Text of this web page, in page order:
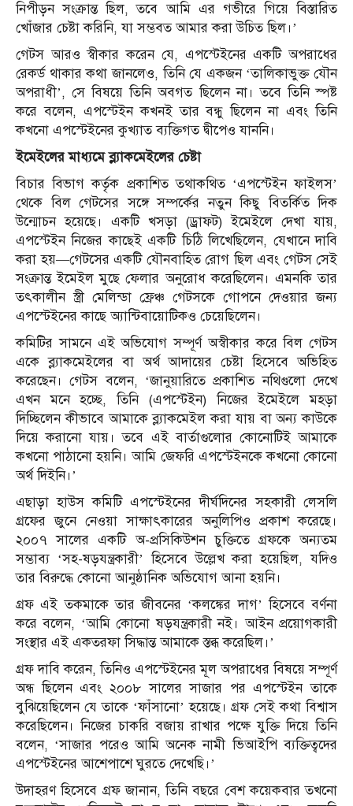
নিপীড়ন সংক্রান্ত ছিল, তবে আমি এর গভীরে গিয়ে বিস্তারিত
খোঁজার চেষ্টা করিনি, যা সম্ভবত আমার করা উচিত ছিল।’
গেটস আরও স্বীকার করেন যে, এপস্টেইনের একটি অপরাধের
রেকর্ড থাকার কথা জানলেও, তিনি যে একজন ‘তালিকাভুক্ত যৌন
অপরাধী’, সে বিষয়ে তিনি অবগত ছিলেন না। তবে তিনি স্পষ্ট
করে বলেন, এপস্টেইন কখনই তার বন্ধু ছিলেন না এবং তিনি
কখনো এপস্টেইনের কুখ্যাত ব্যক্তিগত দ্বীপেও যাননি।
ইমেইলের মাধ্যমে ব্ল্যাকমেইলের চেষ্টা
বিচার বিভাগ কর্তৃক প্রকাশিত তথাকথিত ‘এপস্টেইন ফাইলস’
থেকে বিল গেটসের সঙ্গে সম্পর্কের নতুন কিছু বিতর্কিত দিক
উন্মোচন হয়েছে। একটি খসড়া (ড্রাফট) ইমেইলে দেখা যায়,
এপস্টেইন নিজের কাছেই একটি চিঠি লিখেছিলেন, যেখানে দাবি
করা হয়—গেটসের একটি যৌনবাহিত রোগ ছিল এবং গেটস সেই
সংক্রান্ত ইমেইল মুছে ফেলার অনুরোধ করেছিলেন। এমনকি তার
তৎকালীন স্ত্রী মেলিন্ডা ফ্রেঞ্চ গেটসকে গোপনে দেওয়ার জন্য
এপস্টেইনের কাছে অ্যান্টিবায়োটিকও চেয়েছিলেন।
কমিটির সামনে এই অভিযোগ সম্পূর্ণ অস্বীকার করে বিল গেটস
একে ব্ল্যাকমেইলের বা অর্থ আদায়ের চেষ্টা হিসেবে অভিহিত
করেছেন। গেটস বলেন, ‘জানুয়ারিতে প্রকাশিত নথিগুলো দেখে
এখন মনে হচ্ছে, তিনি (এপস্টেইন) নিজের ইমেইলে মহড়া
দিচ্ছিলেন কীভাবে আমাকে ব্ল্যাকমেইল করা যায় বা অন্য কাউকে
দিয়ে করানো যায়। তবে এই বার্তাগুলোর কোনোটিই আমাকে
কখনো পাঠানো হয়নি। আমি জেফরি এপস্টেইনকে কখনো কোনো
অর্থ দিইনি।’
এছাড়া হাউস কমিটি এপস্টেইনের দীর্ঘদিনের সহকারী লেসলি
গ্রফের জুনে নেওয়া সাক্ষাৎকারের অনুলিপিও প্রকাশ করেছে।
২০০৭ সালের একটি অ-প্রসিকিউশন চুক্তিতে গ্রফকে অন্যতম
সম্ভাব্য ‘সহ-ষড়যন্ত্রকারী’ হিসেবে উল্লেখ করা হয়েছিল, যদিও
তার বিরুদ্ধে কোনো আনুষ্ঠানিক অভিযোগ আনা হয়নি।
গ্রফ এই তকমাকে তার জীবনের ‘কলঙ্কের দাগ’ হিসেবে বর্ণনা
করে বলেন, ‘আমি কোনো ষড়যন্ত্রকারী নই। আইন প্রয়োগকারী
সংস্থার এই একতরফা সিদ্ধান্ত আমাকে স্তব্ধ করেছিল।’
গ্রফ দাবি করেন, তিনিও এপস্টেইনের মূল অপরাধের বিষয়ে সম্পূর্ণ
অন্ধ ছিলেন এবং ২০০৮ সালের সাজার পর এপস্টেইন তাকে
বুঝিয়েছিলেন যে তাকে ‘ফাঁসানো’ হয়েছে। গ্রফ সেই কথা বিশ্বাস
করেছিলেন। নিজের চাকরি বজায় রাখার পক্ষে যুক্তি দিয়ে তিনি
বলেন, ‘সাজার পরেও আমি অনেক নামী ভিআইপি ব্যক্তিত্বদের
এপস্টেইনের আশেপাশে ঘুরতে দেখেছি।’
উদাহরণ হিসেবে গ্রফ জানান, তিনি বছরে বেশ কয়েকবার তখনো